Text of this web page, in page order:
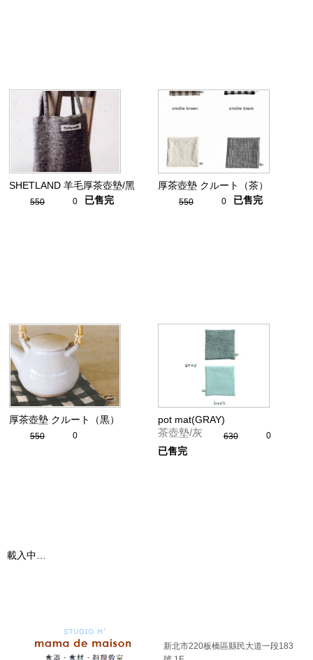
SHETLAND 羊毛厚茶壺墊/黑
550 0 已售完
厚茶壺墊 クルート（茶）
550 0 已售完
厚茶壺墊 クルート（黒）
550 0
pot mat(GRAY)
茶壺墊/灰 630 0
已售完
載入中…
新北市220板橋區縣民大道一段183